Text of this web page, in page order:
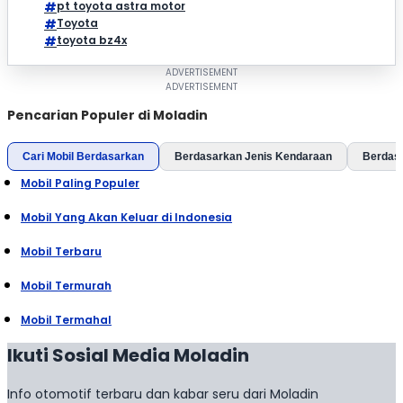
pt toyota astra motor
Toyota
toyota bz4x
Pencarian Populer di Moladin
Cari Mobil Berdasarkan Berdasarkan Jenis Kendaraan
Mobil Paling Populer
Mobil Yang Akan Keluar di Indonesia
Mobil Terbaru
Mobil Termurah
Mobil Termahal
Ikuti Sosial Media Moladin
Info otomotif terbaru dan kabar seru dari Moladin